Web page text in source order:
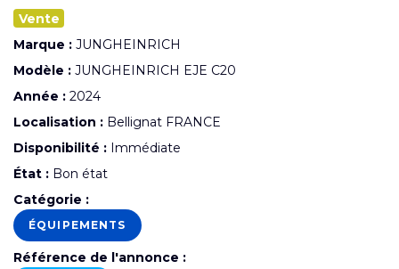
Vente
Marque : JUNGHEINRICH
Modèle : JUNGHEINRICH EJE C20
Année : 2024
Localisation : Bellignat FRANCE
Disponibilité : Immédiate
État : Bon état
Catégorie :
ÉQUIPEMENTS
Référence de l'annonce :